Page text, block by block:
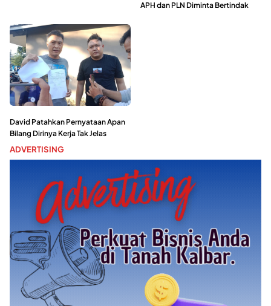
APH dan PLN Diminta Bertindak
David Patahkan Pernyataan Apan
Bilang Dirinya Kerja Tak Jelas
ADVERTISING